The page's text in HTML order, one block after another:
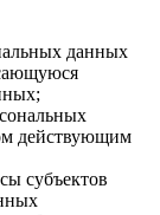
данных
действующим
субъектов